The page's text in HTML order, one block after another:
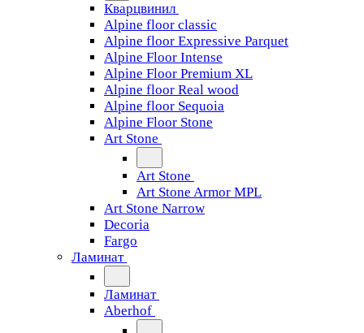
Кварцвинил
Alpine floor classic
Alpine floor Expressive Parquet
Alpine Floor Intense
Alpine Floor Premium XL
Alpine floor Real wood
Alpine floor Sequoia
Alpine Floor Stone
Art Stone
Art Stone
Art Stone Armor MPL
Art Stone Narrow
Decoria
Fargo
Ламинат
Ламинат
Aberhof